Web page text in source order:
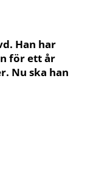
Han har
för ett år
Nu ska han